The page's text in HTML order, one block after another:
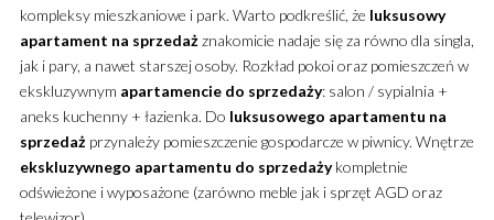
kompleksy mieszkaniowe i park. Warto podkreślić, że luksusowy
apartament na sprzedażznakomicie nadaje się za równo dla singla,
jak i pary, a nawet starszej osoby. Rozkład pokoi oraz pomieszczeń w
ekskluzywnym apartamencie do sprzedaży: salon / sypialnia +
aneks kuchenny + łazienka. Do luksusowego apartamentu na
sprzedażprzynależy pomieszczenie gospodarcze w piwnicy. Wnętrze
ekskluzywnego apartamentu do sprzedażykompletnie
odświeżone i wyposażone (zarówno meble jak i sprzęt AGD oraz